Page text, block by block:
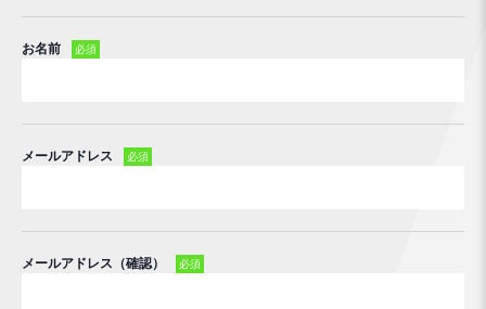
お名前 必須
メールアドレス 必須
メールアドレス（確認） 必須